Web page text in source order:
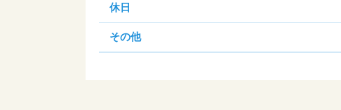
休日
その他